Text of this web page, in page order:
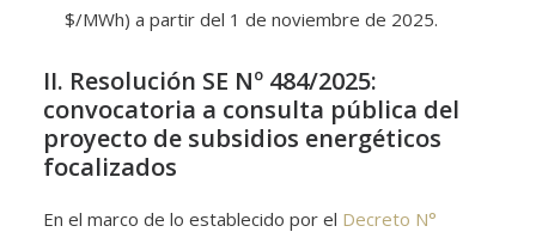
$/MWh) a partir del 1 de noviembre de 2025.
II. Resolución SE Nº 484/2025:
convocatoria a consulta pública del
proyecto de subsidios energéticos
focalizados
En el marco de lo establecido por el Decreto N°